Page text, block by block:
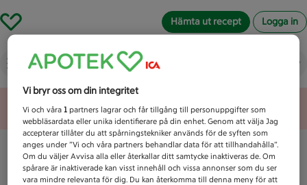
Hämta ut recept Logga in
Vad letar du efter idag?
Unknown error
Vi bryr oss om din integritet
Vi och våra1 partners lagrar och får tillgång till personuppgifter som
webbläsardata eller unika identifierare på din enhet. Genom att välja Jag
accepterar tillåter du att spårningstekniker används för de syften som
anges under ”Vi och våra partners behandlar data för att tillhandahålla”.
Om du väljer Avvisa alla eller återkallar ditt samtycke inaktiveras de. Om
spårare är inaktiverade kan visst innehåll och vissa annonser som du ser
vara mindre relevanta för dig. Du kan återkomma till denna meny för att